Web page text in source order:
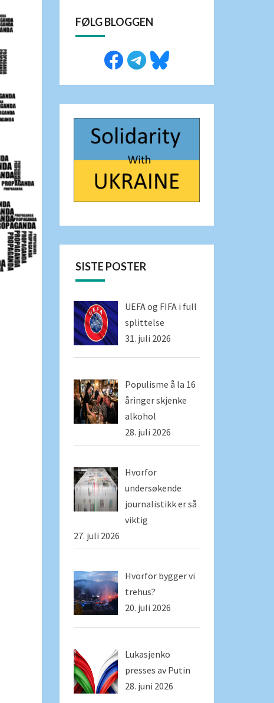
FØLG BLOGGEN
SISTE POSTER
UEFA og FIFA i full
splittelse
31. juli 2026
Populisme å la 16
åringer skjenke
alkohol
28. juli 2026
Hvorfor
undersøkende
journalistikk er så
viktig
27. juli 2026
Hvorfor bygger vi
trehus?
20. juli 2026
Lukasjenko
presses av Putin
28. juni 2026